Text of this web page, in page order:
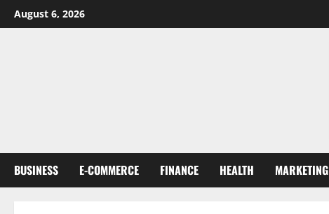
Skip
to
August 6, 2026
BUSINESS E-COMMERCE FINANCE HEALTH MARKETING